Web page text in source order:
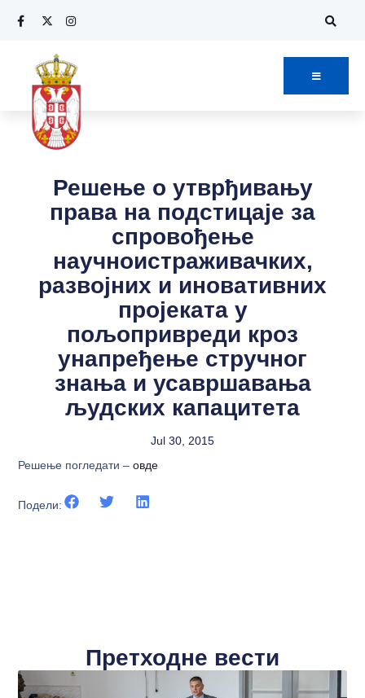
Решење о утврђивању
права на подстицаје за
спровођење
научноистраживачких,
развојних и иновативних
пројеката у
пољопривреди кроз
унапређење стручног
знања и усавршавања
људских капацитета
Jul 30, 2015
Решење погледати –овде
Подели:
Претходне вести